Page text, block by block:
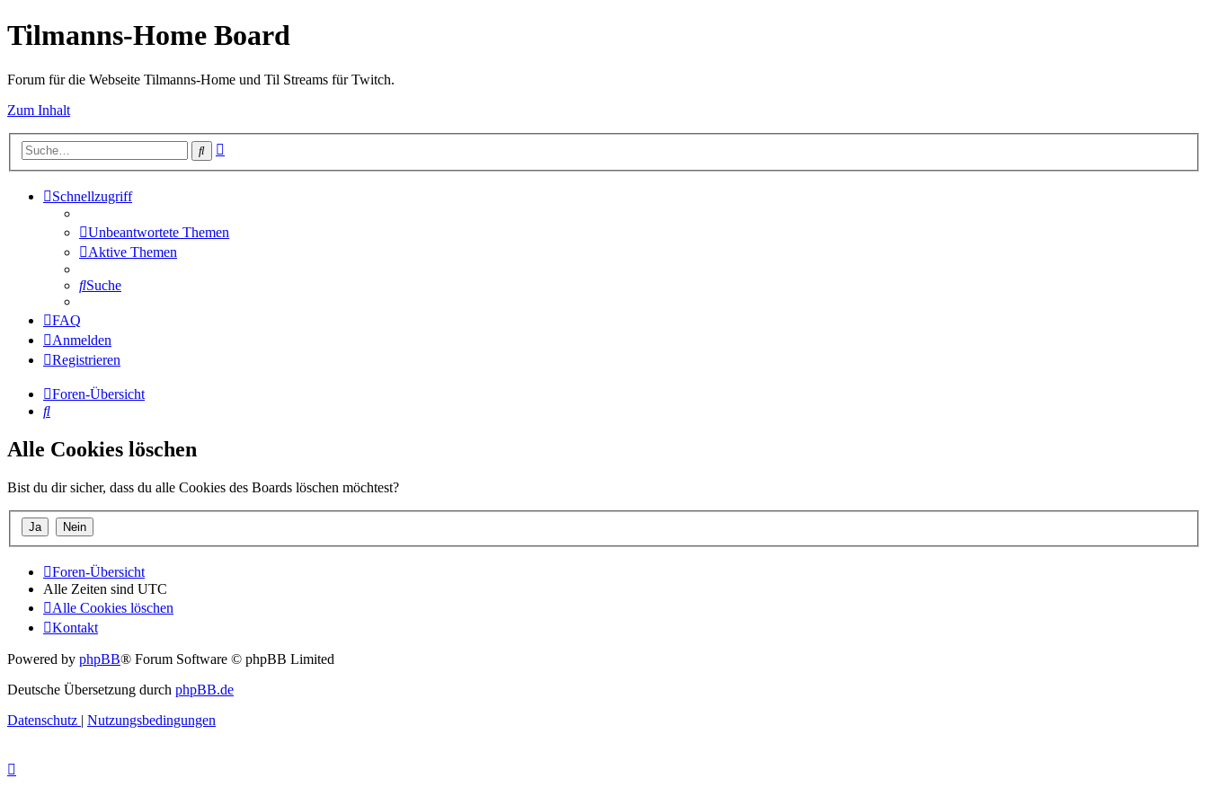
Tilmanns-Home Board
Forum für die Webseite Tilmanns-Home und Til Streams für Twitch.
Zum Inhalt
Suche
Schnellzugriff
Unbeantwortete Themen
Aktive Themen
Suche
FAQ
Anmelden
Registrieren
Foren-Übersicht
Suche
Alle Cookies löschen
Bist du dir sicher, dass du alle Cookies des Boards löschen möchtest?
Foren-Übersicht
Alle Zeiten sind UTC
Alle Cookies löschen
Kontakt
Powered by phpBB® Forum Software © phpBB Limited
Deutsche Übersetzung durch phpBB.de
Datenschutz | Nutzungsbedingungen